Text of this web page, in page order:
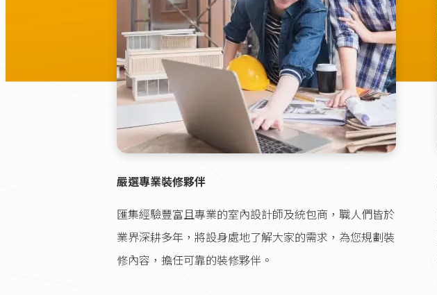
嚴選專業裝修夥伴
匯集經驗豐富且專業的室內設計師及統包商，職人們皆於
業界深耕多年，將設身處地了解大家的需求，為您規劃裝
修內容，擔任可靠的裝修夥伴。